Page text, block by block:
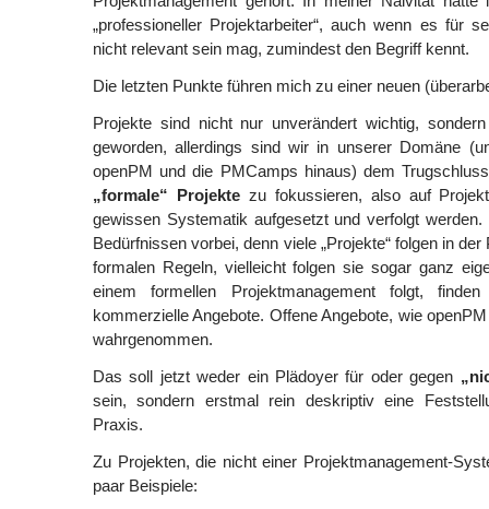
„professioneller Projektarbeiter“, auch wenn es für
nicht relevant sein mag, zumindest den Begriff kennt.
Die letzten Punkte führen mich zu einer neuen
Projekte sind nicht nur unverändert wichtig,
geworden, allerdings sind wir in unserer Domäne
openPM und die PMCamps hinaus) dem
„formale“ Projektezu fokussieren, also auf
gewissen Systematik aufgesetzt und verfolgt
Bedürfnissen vorbei, denn viele „Projekte“ folgen in
formalen Regeln, vielleicht folgen sie sogar ganz
einem formellen Projektmanagement folgt,
kommerzielle Angebote. Offene Angebote, wie
wahrgenommen.
Das soll jetzt weder ein Plädoyer für oder gegen
sein, sondern erstmal rein deskriptiv eine
Praxis.
Zu Projekten, die nicht einer Projektmanagement-
paar Beispiele: